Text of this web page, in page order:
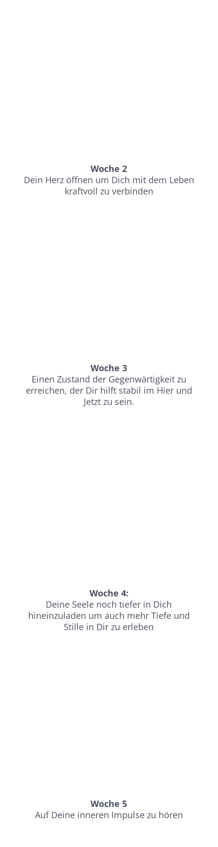
Woche 2
Dein Herz öffnen um Dich mit dem Leben
kraftvoll zu verbinden
Woche 3
Einen Zustand der Gegenwärtigkeit zu
erreichen, der Dir hilft stabil im Hier und
Jetzt zu sein.
Woche 4:
Deine Seele noch tiefer in Dich
hineinzuladen um auch mehr Tiefe und
Stille in Dir zu erleben
Woche 5
Auf Deine inneren Impulse zu hören